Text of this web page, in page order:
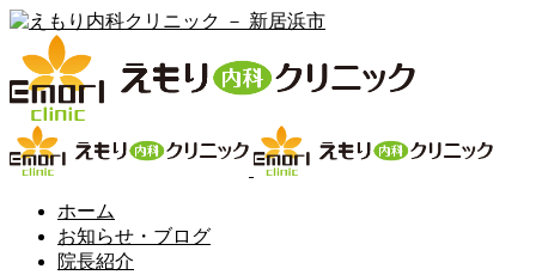
ホーム
お知らせ・ブログ
院長紹介